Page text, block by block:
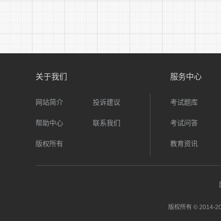
关于我们
网站简介 投诉建议
帮助中心 联系我们
版权所有
服务中心
考试题库
考试问答
教育资讯
版权所有 © 2014-